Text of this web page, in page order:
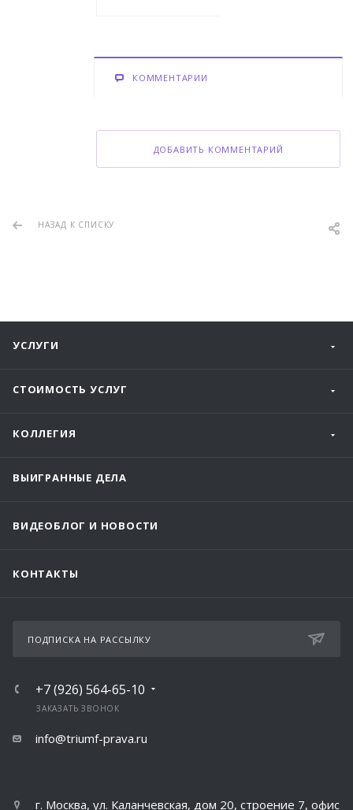
КОММЕНТАРИИ
ДОБАВИТЬ КОММЕНТАРИЙ
НАЗАД К СПИСКУ
УСЛУГИ
СТОИМОСТЬ УСЛУГ
КОЛЛЕГИЯ
ВЫИГРАННЫЕ ДЕЛА
ВИДЕОБЛОГ И НОВОСТИ
КОНТАКТЫ
ПОДПИСКА НА РАССЫЛКУ
+7 (926) 564-65-10
ЗАКАЗАТЬ ЗВОНОК
info@triumf-prava.ru
г. Москва, ул. Каланчевская, дом 20, строение 7, офис